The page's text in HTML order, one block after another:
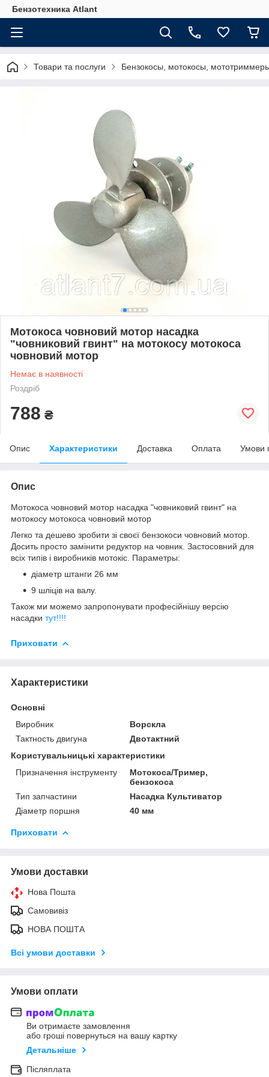
Бензотехника Atlant
Товари та послуги Бензокосы, мотокосы,
Мотокоса човновий мотор насадка
"човниковий гвинт" на мотокосу мотокоса
човновий мотор
Немає в наявності
Роздріб
788 ₴
Опис Характеристики Доставка Оплата Умови
Опис
Мотокоса човновий мотор насадка "човниковий гвинт" на
мотокосу мотокоса човновий мотор
Легко та дешево зробити зі своєї бензокоси човновий мотор.
Досить просто замінити редуктор на човник. Застосовний для
всіх типів і виробників мотокіс. Параметры:
діаметр штанги 26 мм
9 шліців на валу.
Також ми можемо запропонувати професійнішу версію
насадки тут!!!!
Приховати
Характеристики
Основні
Виробник
Ворскла
Тактность двигуна
Двотактний
Користувальницькі характеристики
Призначення інструменту
Мотокоса/Тример,
бензокоса
Тип запчастини
Насадка Культиватор
Діаметр поршня
40 мм
Приховати
Умови доставки
Нова Пошта
Самовивіз
НОВА ПОШТА
Всі умови доставки
Умови оплати
Ви отримаєте замовлення
або гроші повернуться на вашу картку
Детальніше
Післяплата